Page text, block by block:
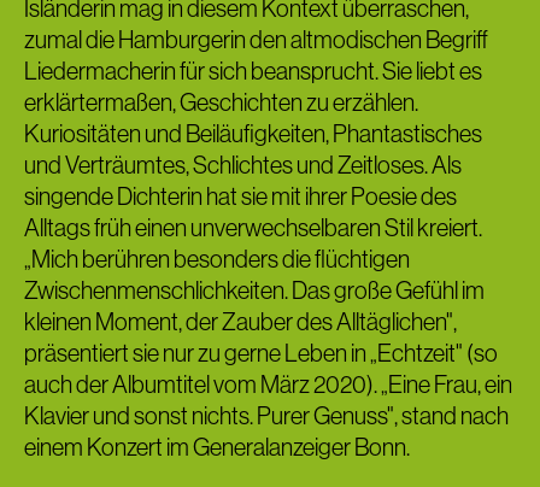
Isländerin mag in diesem Kontext überraschen,
zumal die Hamburgerin den altmodischen Begriff
Liedermacherin für sich beansprucht. Sie liebt es
erklärtermaßen, Geschichten zu erzählen.
Kuriositäten und Beiläufigkeiten, Phantastisches
und Verträumtes, Schlichtes und Zeitloses. Als
singende Dichterin hat sie mit ihrer Poesie des
Alltags früh einen unverwechselbaren Stil kreiert.
„Mich berühren besonders die flüchtigen
Zwischenmenschlichkeiten. Das große Gefühl im
kleinen Moment, der Zauber des Alltäglichen",
präsentiert sie nur zu gerne Leben in „Echtzeit" (so
auch der Albumtitel vom März 2020). „Eine Frau, ein
Klavier und sonst nichts. Purer Genuss", stand nach
einem Konzert im Generalanzeiger Bonn.